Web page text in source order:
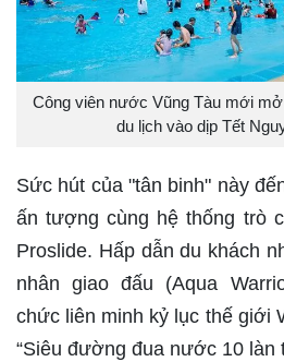
Công viên nước Vũng Tàu mới
du lịch vào dịp Tết
Sức hút của "tân binh" này
ấn tượng cùng hệ thống trò
Proslide. Hấp dẫn du khách
nhân giao đấu (Aqua
chức liên minh kỷ lục thế giới
“Siêu đường đua nước 10